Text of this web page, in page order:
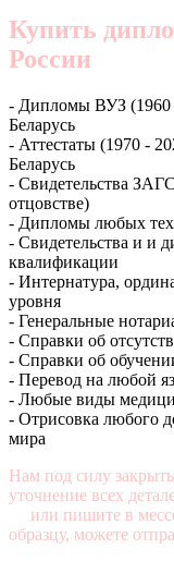
Купить
России
- Дипломы ВУЗ (1960
Беларусь
- Аттестаты (1970 -
Беларусь
- Свидетельства
отцовстве)
- Дипломы любых
- Свидетельства и и
квалификации
- Интернатура,
уровня
- Генеральные
- Справки об
- Справки об
- Перевод на любой
- Любые виды
- Отрисовка любого
мира
Нам под силу
уточнение всех
или пишите в
образцу, можете